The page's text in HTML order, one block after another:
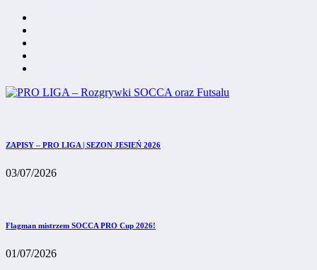
ZAPISY – PRO LIGA | SEZON JESIEŃ 2026
03/07/2026
Flagman mistrzem SOCCA PRO Cup 2026!
01/07/2026